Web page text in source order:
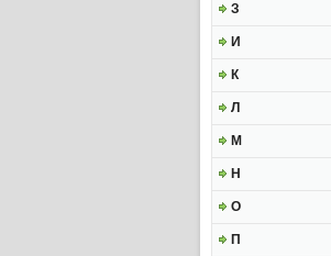
З
И
К
Л
М
Н
О
П